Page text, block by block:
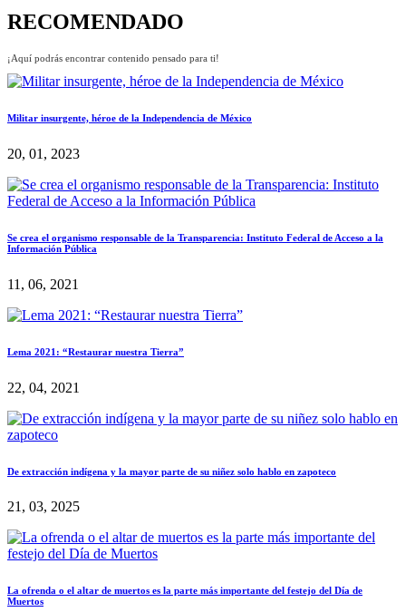
RECOMENDADO
¡Aquí podrás encontrar contenido pensado para ti!
Militar insurgente, héroe de la Independencia de México
20, 01, 2023
Se crea el organismo responsable de la Transparencia: Instituto Federal de Acceso a la
Información Pública
11, 06, 2021
Lema 2021: “Restaurar nuestra Tierra”
22, 04, 2021
De extracción indígena y la mayor parte de su niñez solo hablo en zapoteco
21, 03, 2025
La ofrenda o el altar de muertos es la parte más importante del festejo del Día de
Muertos